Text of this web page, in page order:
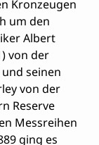
Kronzeugen
um den
Albert
von der
seinen
von der
Reserve
Messreihen
ging es